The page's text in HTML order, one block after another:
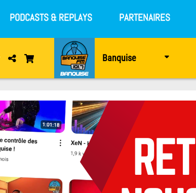
PODCASTS & REPLAYS PARTENAIRES
Banquise